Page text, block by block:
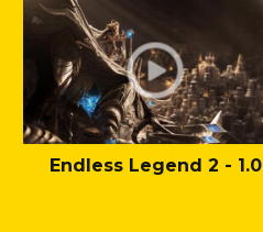
Endless Legend 2 - 1.0